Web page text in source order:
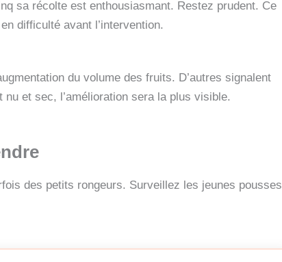
sa récolte est enthousiasmant. Restez prudent. Ce
difficulté avant l’intervention.
du volume des fruits. D’autres signalent
nu et sec, l’amélioration sera la plus visible.
des petits rongeurs. Surveillez les jeunes pousses